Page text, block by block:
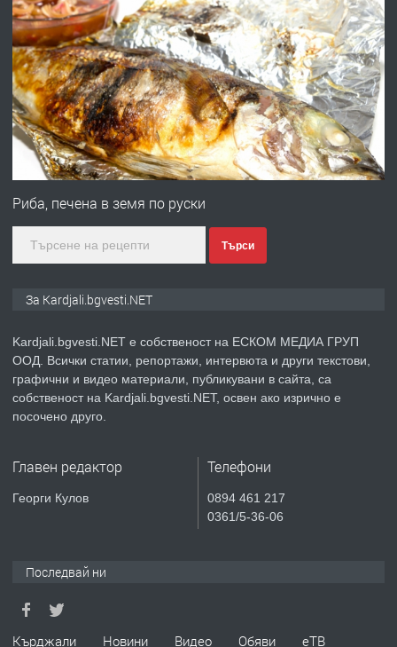
преди 7 месеца
ПРЕДЛАГА
Гараж под наем в супер център
Кърджали
преди 9 месеца
ПРЕДЛАГА
№3972 Парцел в регулация на брега
село Гняздово.
„Електротехник”/”Електромонтьор”
обучение
преди 1 година
ПРЕДЛАГА
Курсове-
**Прекрасен имот за продажба в
ПРЕДЛАГА
Риба, печена в земя по руски
Търси
За Kardjali.bgvesti.NET
Kardjali.bgvesti.NET е собственост на ЕСКОМ МЕДИА ГРУП
ООД. Всички статии, репортажи, интервюта и други текстови,
графични и видео материали, публикувани в сайта, са
собственост на Kardjali.bgvesti.NET, освен ако изрично е
посочено друго.
Главен редактор
Георги Кулов
Телефони
0894 461 217
0361/5-36-06
Последвай ни
Кърджали Новини Видео Обяви еТВ